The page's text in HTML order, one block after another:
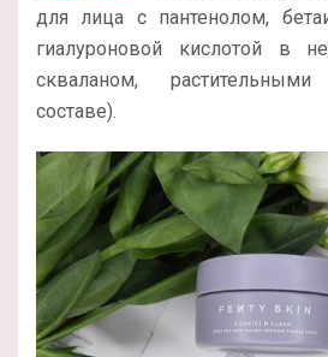
для лица с пантенолом,
гиалуроновой кислотой в
скваланом,
составе).